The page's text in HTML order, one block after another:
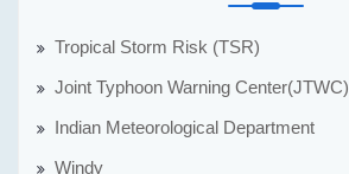
Tropical Storm Risk (TSR)
Joint Typhoon Warning Center(JTWC)
Indian Meteorological Department
Windy